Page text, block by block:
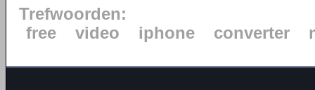
Trefwoorden:
free
video iphone converter